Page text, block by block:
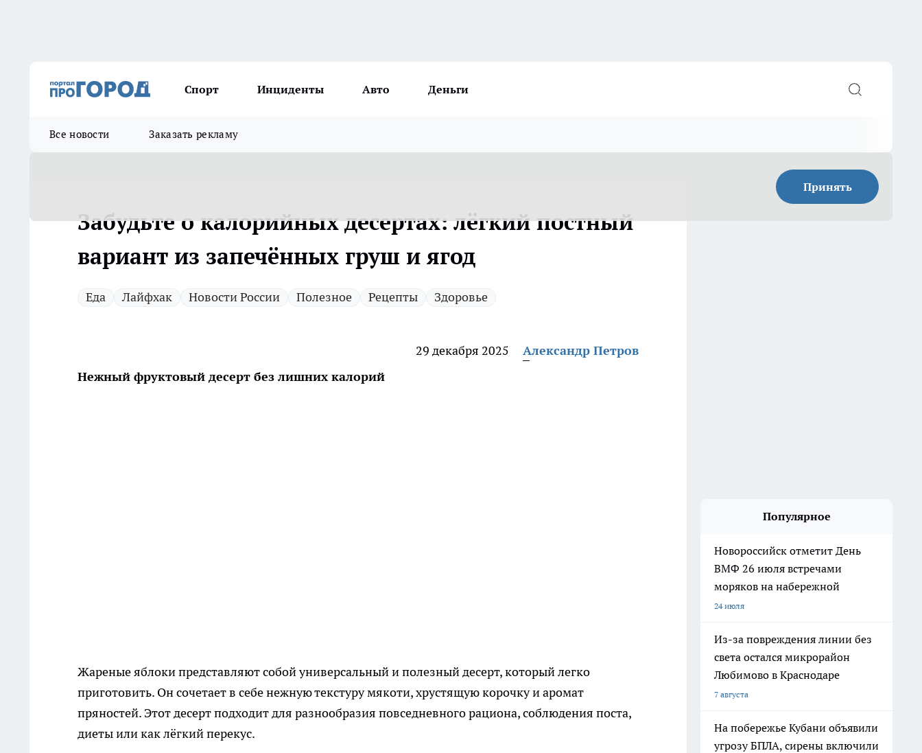
Спорт Инциденты Авто Деньги
Все новости Заказать рекламу
Принять
Забудьте о калорийных десертах: лёгкий постный
вариант из запечённых груш и ягод
Еда Лайфхак Новости России Полезное Рецепты Здоровье
29 декабря 2025
Александр Петров
Нежный фруктовый десерт без лишних калорий
Жареные яблоки представляют собой универсальный и полезный десерт, который легко
приготовить. Он сочетает в себе нежную текстуру мякоти, хрустящую корочку и аромат
пряностей. Этот десерт подходит для разнообразия повседневного рациона, соблюдения поста,
диеты или как лёгкий перекус.
Популярное
Новороссийск отметит День
ВМФ 26 июля встречами
моряков на набережной
24 июля
Из-за повреждения линии без
света остался микрорайон
Любимово в Краснодаре
7 августа
На побережье Кубани объявили
угрозу БПЛА, сирены включили